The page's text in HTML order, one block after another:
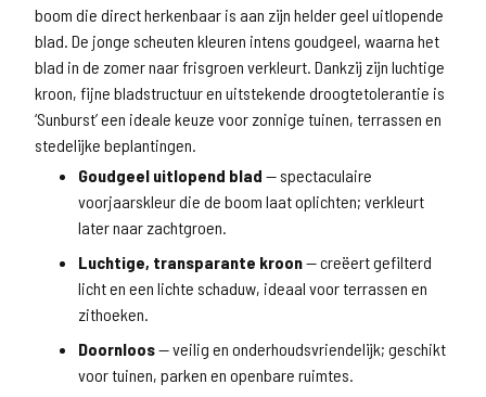
boom die direct herkenbaar is aan zijn helder geel uitlopende
blad. De jonge scheuten kleuren intens goudgeel, waarna het
blad in de zomer naar frisgroen verkleurt. Dankzij zijn luchtige
kroon, fijne bladstructuur en uitstekende droogtetolerantie is
‘Sunburst’ een ideale keuze voor zonnige tuinen, terrassen en
stedelijke beplantingen.
Goudgeel uitlopend blad — spectaculaire
voorjaarskleur die de boom laat oplichten; verkleurt
later naar zachtgroen.
Luchtige, transparante kroon— creëert gefilterd
licht en een lichte schaduw, ideaal voor terrassen en
zithoeken.
Doornloos— veilig en onderhoudsvriendelijk; geschikt
voor tuinen, parken en openbare ruimtes.